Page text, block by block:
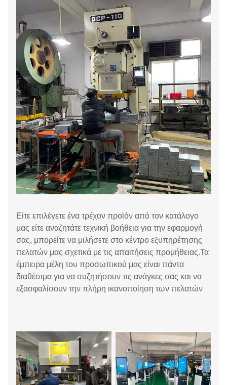
Είτε επιλέγετε ένα τρέχον προϊόν από τον κατάλογο
μας είτε αναζητάτε τεχνική βοήθεια για την εφαρμογή
σας, μπορείτε να μιλήσετε στο κέντρο εξυπηρέτησης
πελατών μας σχετικά με τις απαιτήσεις προμήθειας.Τα
έμπειρα μέλη του προσωπικού μας είναι πάντα
διαθέσιμα για να συζητήσουν τις ανάγκες σας και να
εξασφαλίσουν την πλήρη ικανοποίηση των πελατών